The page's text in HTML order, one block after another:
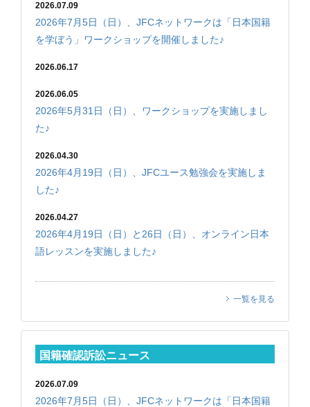
2026.07.09
2026年7月5日（日）、JFCネットワークは「日本国籍
を学ぼう」ワークショップを開催しました♪
2026.06.17
2026.06.05
2026年5月31日（日）、ワークショップを実施しまし
た♪
2026.04.30
2026年4月19日（日）、JFCユース勉強会を実施しま
した♪
2026.04.27
2026年4月19日（日）と26日（日）、オンライン日本
語レッスンを実施しました♪
一覧を見る
国籍確認訴訟ニュース
2026.07.09
2026年7月5日（日）、JFCネットワークは「日本国籍